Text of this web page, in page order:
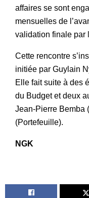
affaires se sont
mensuelles de
validation finale par
Cette rencontre
initiée par Guylain
Elle fait suite à des
du Budget et deux
Jean-Pierre Bemba
(Portefeuille).
NGK